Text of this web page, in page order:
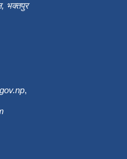
भक्तपुर
,